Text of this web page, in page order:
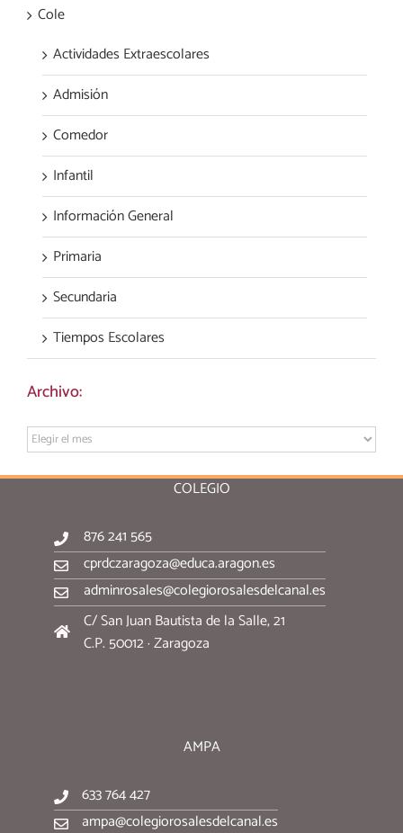
Cole
Actividades Extraescolares
Admisión
Comedor
Infantil
Información General
Primaria
Secundaria
Tiempos Escolares
Archivo:
Archivo:
COLEGIO
876 241 565
cprdczaragoza@educa.aragon.es
adminrosales@colegiorosalesdelcanal.es
C/ San Juan Bautista de la Salle, 21
C.P. 50012 · Zaragoza
AMPA
633 764 427
ampa@colegiorosalesdelcanal.es